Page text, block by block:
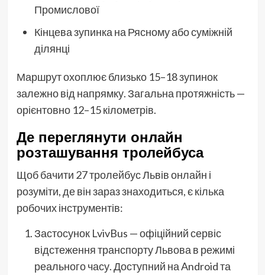
Промислової
Кінцева зупинка на Рясному або суміжній
ділянці
Маршрут охоплює близько 15–18 зупинок
залежно від напрямку. Загальна протяжність —
орієнтовно 12–15 кілометрів.
Де переглянути онлайн
розташування тролейбуса
Щоб бачити 27 тролейбус Львів онлайн і
розуміти, де він зараз знаходиться, є кілька
робочих інструментів:
Застосунок LvivBus — офіційний сервіс
відстеження транспорту Львова в режимі
реального часу. Доступний на Android та